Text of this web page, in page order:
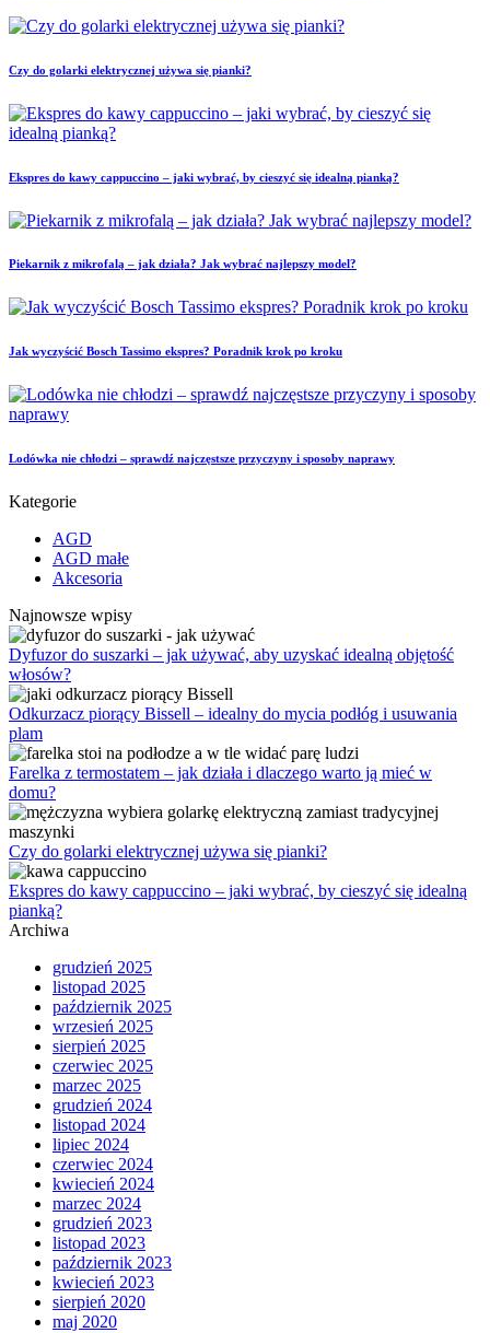
Czy do golarki elektrycznej używa się pianki?
Ekspres do kawy cappuccino – jaki wybrać, by cieszyć się idealną pianką?
Piekarnik z mikrofalą – jak działa? Jak wybrać najlepszy model?
Jak wyczyścić Bosch Tassimo ekspres? Poradnik krok po kroku
Lodówka nie chłodzi – sprawdź najczęstsze przyczyny i sposoby naprawy
Kategorie
AGD
AGD małe
Akcesoria
Najnowsze wpisy
Dyfuzor do suszarki – jak używać, aby uzyskać idealną objętość
włosów?
Odkurzacz piorący Bissell – idealny do mycia podłóg i usuwania
plam
Farelka z termostatem – jak działa i dlaczego warto ją mieć w
domu?
Czy do golarki elektrycznej używa się pianki?
Ekspres do kawy cappuccino – jaki wybrać, by cieszyć się idealną
pianką?
Archiwa
grudzień 2025
listopad 2025
październik 2025
wrzesień 2025
sierpień 2025
czerwiec 2025
marzec 2025
grudzień 2024
listopad 2024
lipiec 2024
czerwiec 2024
kwiecień 2024
marzec 2024
grudzień 2023
listopad 2023
październik 2023
kwiecień 2023
sierpień 2020
maj 2020